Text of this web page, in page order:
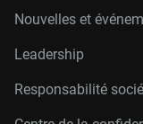
Nouvelles et
Leadership
Responsabilité